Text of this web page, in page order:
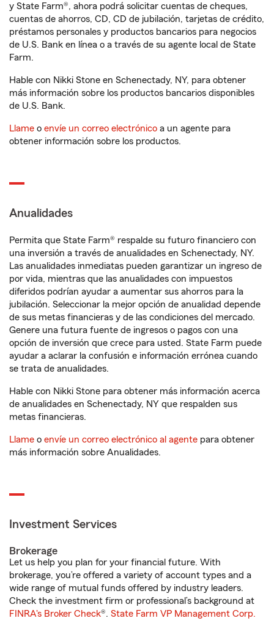
y State Farm®, ahora podrá solicitar cuentas de cheques,
cuentas de ahorros, CD, CD de jubilación, tarjetas de crédito,
préstamos personales y productos bancarios para negocios
de U.S. Bank en línea o a través de su agente local de State
Farm.
Hable con Nikki Stone en Schenectady, NY, para obtener
más información sobre los productos bancarios disponibles
de U.S. Bank.
Llame o envíe un correo electrónico a un agente para
obtener información sobre los productos.
Anualidades
Permita que State Farm® respalde su futuro financiero con
una inversión a través de anualidades en Schenectady, NY.
Las anualidades inmediatas pueden garantizar un ingreso de
por vida, mientras que las anualidades con impuestos
diferidos podrían ayudar a aumentar sus ahorros para la
jubilación. Seleccionar la mejor opción de anualidad depende
de sus metas financieras y de las condiciones del mercado.
Genere una futura fuente de ingresos o pagos con una
opción de inversión que crece para usted. State Farm puede
ayudar a aclarar la confusión e información errónea cuando
se trata de anualidades.
Hable con Nikki Stone para obtener más información acerca
de anualidades en Schenectady, NY que respalden sus
metas financieras.
Llame o envíe un correo electrónico al agente para obtener
más información sobre Anualidades.
Investment Services
Brokerage
Let us help you plan for your financial future. With
brokerage, you’re offered a variety of account types and a
wide range of mutual funds offered by industry leaders.
Check the investment firm or professional’s background at
FINRA's Broker Check®. State Farm VP Management Corp.